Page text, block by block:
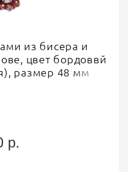
из бисера и
цвет бордоввй
размер 48 мм
р.